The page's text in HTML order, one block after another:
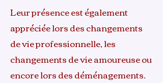
Leur présence est également
appréciée lors des changements
de vie professionnelle, les
changements de vie amoureuse ou
encore lors des déménagements.